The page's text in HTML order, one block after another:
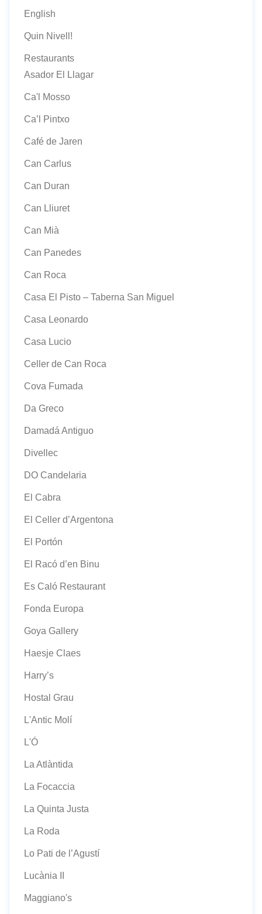
English
Quin Nivell!
Restaurants
Asador El Llagar
Ca'l Mosso
Ca’l Pintxo
Café de Jaren
Can Carlus
Can Duran
Can Lliuret
Can Mià
Can Panedes
Can Roca
Casa El Pisto – Taberna San Miguel
Casa Leonardo
Casa Lucio
Celler de Can Roca
Cova Fumada
Da Greco
Damadá Antiguo
Divellec
DO Candelaria
El Cabra
El Celler d’Argentona
El Portón
El Racó d’en Binu
Es Caló Restaurant
Fonda Europa
Goya Gallery
Haesje Claes
Harry’s
Hostal Grau
L'Antic Molí
L'Ó
La Atlàntida
La Focaccia
La Quinta Justa
La Roda
Lo Pati de l’Agustí
Lucània II
Maggiano's